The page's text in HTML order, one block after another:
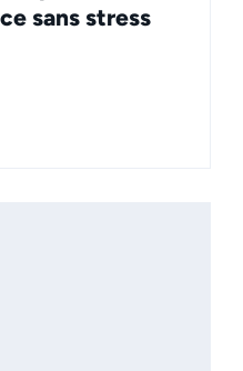
sans stress